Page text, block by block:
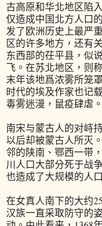
古高原和华北地区陷
仅造成中国北方人口
发了欧洲历史上最严
区的许多地方，还有
东西部的茌平县，似
飞。在苏北地区，则
末年该地爲浓雾所笼
时代的埃及作家也记
毒雾迷漫，鼠疫肆虐。
南宋与蒙古人的对峙
以后却被蒙古人所灭
邻的陕南、鄂西一带
川人口大部分死于战
也造成了大规模的人
在女真人南下的大约
汉族一直采取防守的